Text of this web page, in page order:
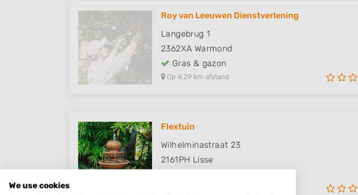
Roy van Leeuwen Dienstverlening
Langebrug 1
2362XA Warmond
Gras & gazon
Op 4,29 km afstand
Flextuin
Wilhelminastraat 23
2161PH Lisse
We use cookies